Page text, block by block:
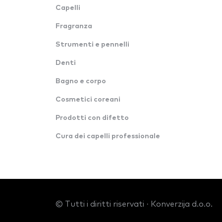
Capelli
Fragranza
Strumenti e pennelli
Denti
Bagno e corpo
Cosmetici coreani
Prodotti con difetto
Cura dei capelli professionale
© Tutti i diritti riservati · Konverzija d.o.o.